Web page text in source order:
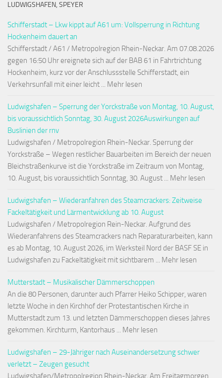
LUDWIGSHAFEN, SPEYER
Schifferstadt – Lkw kippt auf A61 um: Vollsperrung in Richtung
Hockenheim dauert an
Schifferstadt / A61 / Metropolregion Rhein-Neckar. Am 07.08.2026
gegen 16:50 Uhr ereignete sich auf der BAB 61 in Fahrtrichtung
Hockenheim, kurz vor der Anschlussstelle Schifferstadt, ein
Verkehrsunfall mit einer leicht ... Mehr lesen
Ludwigshafen – Sperrung der Yorckstraße von Montag, 10. August,
bis voraussichtlich Sonntag, 30. August 2026Auswirkungen auf
Buslinien der rnv
Ludwigshafen / Metropolregion Rhein-Neckar. Sperrung der
Yorckstraße – Wegen restlicher Bauarbeiten im Bereich der neuen
Bleichstraßenkurve ist die Yorckstraße im Zeitraum von Montag,
10. August, bis voraussichtlich Sonntag, 30. August ... Mehr lesen
Ludwigshafen – Wiederanfahren des Steamcrackers: Zeitweise
Fackeltätigkeit und Lärmentwicklung ab 10. August
Ludwigshafen / Metropolregion Rein-Neckar. Aufgrund des
Wiederanfahrens des Steamcrackers nach Reparaturarbeiten, kann
es ab Montag, 10. August 2026, im Werksteil Nord der BASF SE in
Ludwigshafen zu Fackeltätigkeit mit sichtbarem ... Mehr lesen
Mutterstadt – Musikalischer Dämmerschoppen
An die 80 Personen, darunter auch Pfarrer Heiko Schipper, waren
letzte Woche in den Kirchhof der Protestantischen Kirche in
Mutterstadt zum 13. und letzten Dämmerschoppen dieses Jahres
gekommen. Kirchturm, Kantorhaus ... Mehr lesen
Ludwigshafen – 29-Jähriger nach Auseinandersetzung schwer
verletzt – Zeugen gesucht
Ludwigshafen/Metropolregion Rhein-Neckar. Am Freitagmorgen